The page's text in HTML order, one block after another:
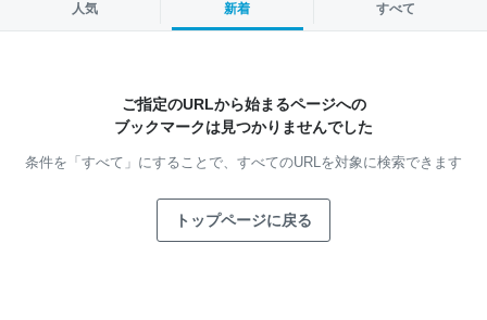
人気 新着 すべて
ご指定のURLから始まるページへの
ブックマークは見つかりませんでした
条件を「すべて」にすることで、 すべてのURLを対象に検索できます
トップページに戻る